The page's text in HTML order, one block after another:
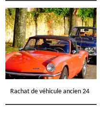
Rachat de véhicule ancien 24